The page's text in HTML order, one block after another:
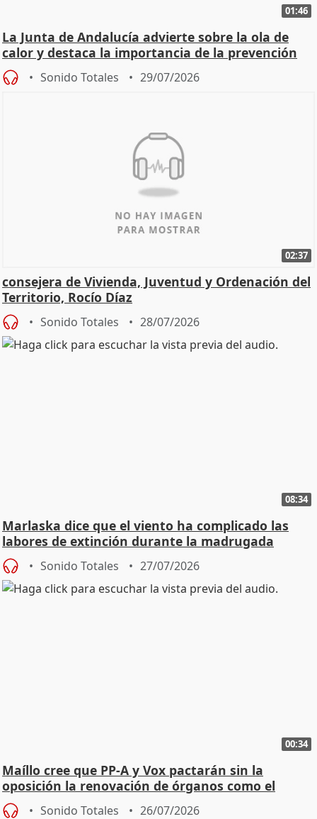
01:46
La Junta de Andalucía advierte sobre la ola de
calor y destaca la importancia de la prevención
Sonido Totales 29/07/2026
02:37
consejera de Vivienda, Juventud y Ordenación del
Territorio, Rocío Díaz
Sonido Totales 28/07/2026
08:34
Marlaska dice que el viento ha complicado las
labores de extinción durante la madrugada
Sonido Totales 27/07/2026
00:34
Maíllo cree que PP-A y Vox pactarán sin la
oposición la renovación de órganos como el
Defensor
Sonido Totales 26/07/2026